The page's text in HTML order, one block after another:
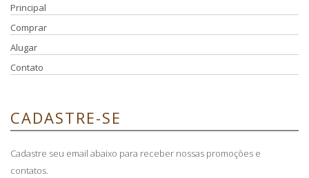
Principal
Comprar
Alugar
Contato
CADASTRE-SE
Cadastre seu email abaixo para receber nossas promoções e
contatos.